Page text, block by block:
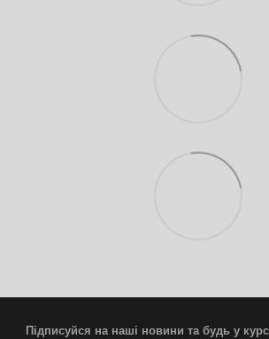
Підписуйся на наші новини та будь у